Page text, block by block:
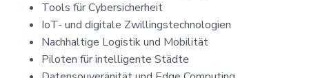
Tools für Cybersicherheit
IoT- und digitale Zwillingstechnologien
Nachhaltige Logistik und Mobilität
Piloten für intelligente Städte